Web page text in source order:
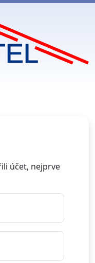
účet, nejprve